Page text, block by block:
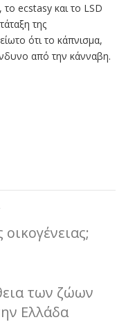
το ecstasy και το LSD
της
ότι το κάπνισμα,
από την κάνναβη.
των ζώων
Ελλάδα